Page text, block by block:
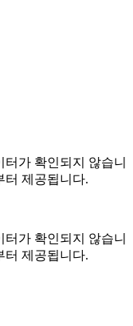
가 확인되지 않습니
터 제공됩니다.
가 확인되지 않습니
터 제공됩니다.